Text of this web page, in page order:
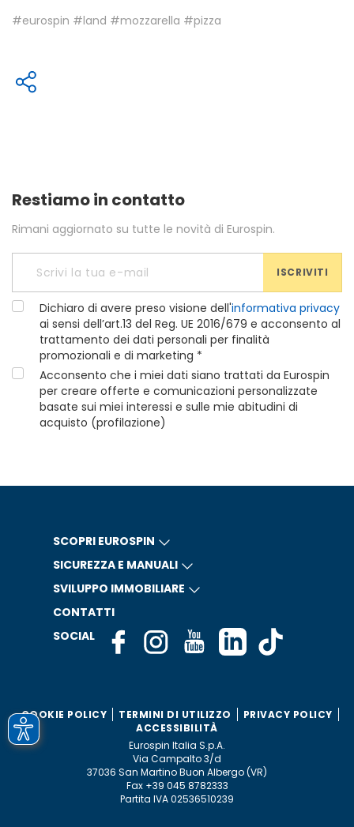
#eurospin #land #mozzarella #pizza
Restiamo in contatto
Rimani aggiornato su tutte le novità di Eurospin.
ISCRIVITI
Dichiaro di avere preso visione dell'informativa privacy
ai sensi dell’art.13 del Reg. UE 2016/679 e acconsento al
trattamento dei dati personali per finalità
promozionali e di marketing *
Acconsento che i miei dati siano trattati da Eurospin
per creare offerte e comunicazioni personalizzate
basate sui miei interessi e sulle mie abitudini di
acquisto (profilazione)
SCOPRI EUROSPIN
SICUREZZA E MANUALI
SVILUPPO IMMOBILIARE
CONTATTI
SOCIAL
COOKIE POLICY TERMINI DI UTILIZZO
PRIVACY POLICY
ACCESSIBILITÀ
Eurospin Italia S.p.A.
Via Campalto 3/d
37036 San Martino Buon Albergo (VR)
Fax +39 045 8782333
Partita IVA 02536510239